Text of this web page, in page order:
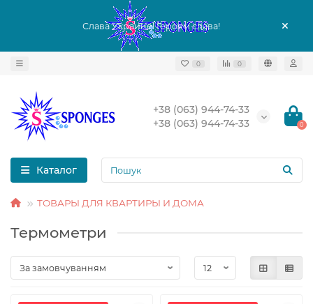
Слава Украине! Героям слава!
0 0
+38 (063) 944-74-33
+38 (063) 944-74-33
0
Каталог
ТОВАРЫ ДЛЯ КВАРТИРЫ И ДОМА
Термометри